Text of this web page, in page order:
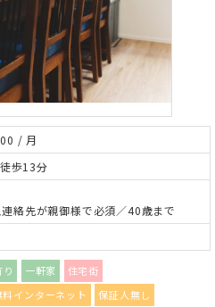
/ 月
歩13分
絡先が親御様で必須／40歳まで
一軒家
住宅街
料インターネット 保証人無し